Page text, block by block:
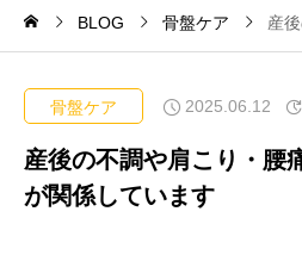
BLOG 骨盤ケア 産
骨盤ケア 2025.06.12
産後の不調や肩こり・腰
が関係しています